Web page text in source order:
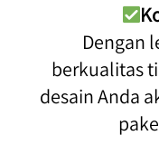
Dengan
berkualitas
desain Anda